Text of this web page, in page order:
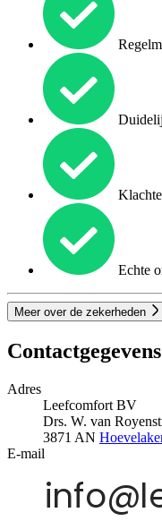
Echte
Meer over de zekerheden
Contactgegevens
Adres
Leefcomfort BV
Drs. W. van
3871 AN
E-mail